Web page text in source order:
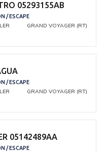
05293155AB
/ ESCAPE
GRAND VOYAGER (RT)
/ ESCAPE
GRAND VOYAGER (RT)
05142489AA
/ ESCAPE